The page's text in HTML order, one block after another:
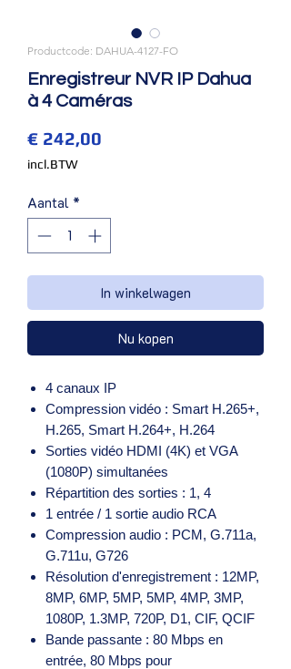
Productcode: DAHUA-4127-FO
Enregistreur NVR IP Dahua
à 4 Caméras
€ 242,00
incl.BTW
Aantal *
In winkelwagen
Nu kopen
4 canaux IP
Compression vidéo : Smart H.265+,
H.265, Smart H.264+, H.264
Sorties vidéo HDMI (4K) et VGA
(1080P) simultanées
Répartition des sorties : 1, 4
1 entrée / 1 sortie audio RCA
Compression audio : PCM, G.711a,
G.711u, G726
Résolution d'enregistrement : 12MP,
8MP, 6MP, 5MP, 5MP, 4MP, 3MP,
1080P, 1.3MP, 720P, D1, CIF, QCIF
Bande passante : 80 Mbps en
entrée, 80 Mbps pour